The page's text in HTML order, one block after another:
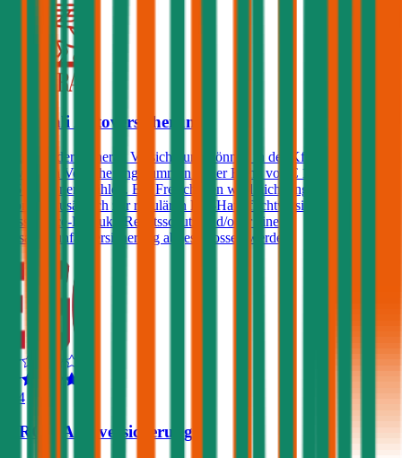
Generali Autoversicherung
Kunden der Generali Versicherung können in der Kfz-Haftpflicht
zwischen Versicherungssummen in der Höhe von € 10, 15, 20 und
25 Millionen wählen. Ein Freischaden wird nicht angeboten, jedoch
können zusätzlich zur regulären Kfz-Haftpflichtversicherung ein
Assistance-Produkt, Rechtsschutz und/oder eine
Insassenunfallversicherung abgeschlossen werden.
4,4
ERGO Autoversicherung